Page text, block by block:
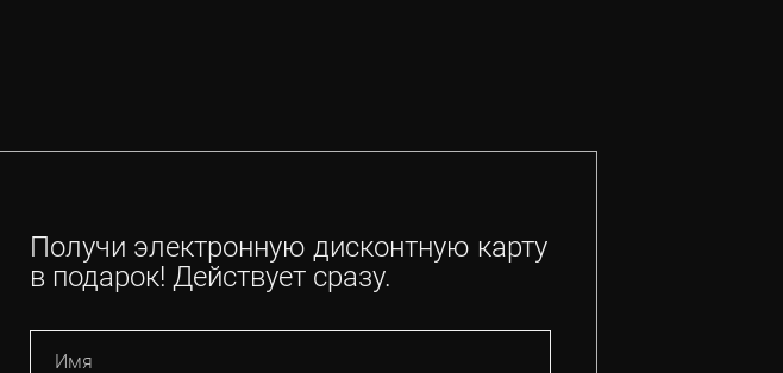
Получи электронную дисконтную карту
в подарок! Действует сразу.